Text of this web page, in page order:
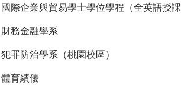
國際企業與貿易學士學位學程（全英語授課
財務金融學系
犯罪防治學系（桃園校區）
體育績優